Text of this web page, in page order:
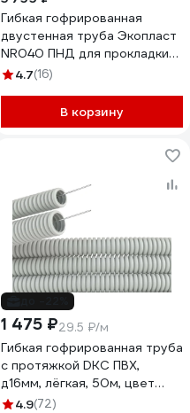
Гибкая гофрированная
двустенная труба Экопласт
NR040 ПНД для прокладки
кабеля под землей с
50м 801040
4.7(16)
В корзину
1 475 ₽29.5 ₽/м
Гибкая гофрированная труба
с протяжкой DKC ПВХ,
д16мм, лёгкая, 50м, цвет
серый 9191650
4.9(72)